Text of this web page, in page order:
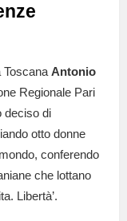
Toscana Antonio
Regionale Pari
deciso di
otto donne
conferendo
che lottano
Libertà’.